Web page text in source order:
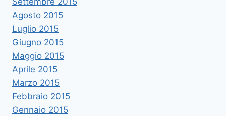
Agosto 2015
Luglio 2015
Giugno 2015
Maggio 2015
Aprile 2015
Marzo 2015
Febbraio 2015
Gennaio 2015